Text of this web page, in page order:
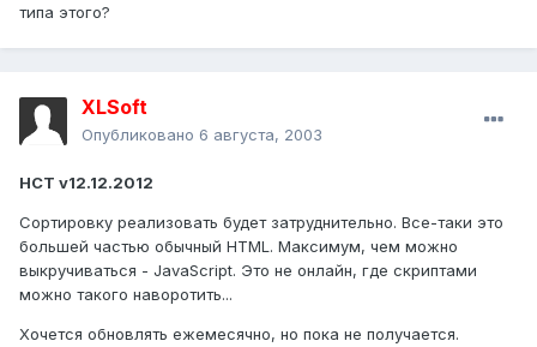
типа этого?
XLSoft
Опубликовано 6 августа, 2003
HCT v12.12.2012
Сортировку реализовать будет затруднительно. Все-таки это
большей частью обычный HTML. Максимум, чем можно
выкручиваться - JavaScript. Это не онлайн, где скриптами
можно такого наворотить...
Хочется обновлять ежемесячно, но пока не получается.